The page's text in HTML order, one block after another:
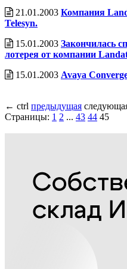
21.01.2003 Компания
Telesyn.
15.01.2003 Закончилась
лотерея от компании
15.01.2003 Avaya
← ctrl предыдущая
Страницы: 1 2 ... 43 44 45